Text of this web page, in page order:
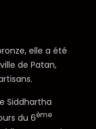
elle a été
de Patan,
Siddhartha
du 6ème